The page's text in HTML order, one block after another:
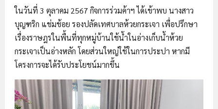
ในวันที่ 3 ตุลาคม 2567 กิจการร่วมค้าฯ ได้เข้าพบ นางสาว
บุญฑริก แช่มช้อย รองปลัดเทศบาลห้วยกระเจา เพื่อปรึกษา
เรื่องราษฎรในพื้นที่ทุกหมู่บ้านใช้น้ำในอ่างเก็บน้ำห้วย
กระเจาเป็นอ่างหลัก โดยส่วนใหญ่ใช้ในการประปา หากมี
โครงการจะได้รับประโยชน์มากขึ้น